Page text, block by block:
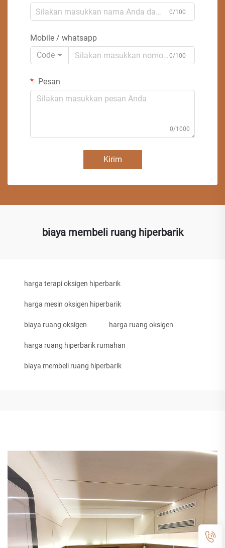
0/100
Mobile / whatsapp
Code
0/100
Pesan
0/1000
Kirim
biaya membeli ruang hiperbarik
harga terapi oksigen hiperbarik
harga mesin oksigen hiperbarik
biaya ruang oksigen harga ruang oksigen
harga ruang hiperbarik rumahan
biaya membeli ruang hiperbarik